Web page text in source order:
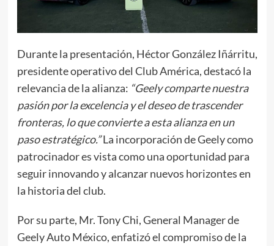
Durante la presentación, Héctor González Iñárritu,
presidente operativo del Club América, destacó la
relevancia de la alianza: “Geely comparte nuestra
pasión por la excelencia y el deseo de trascender
fronteras, lo que convierte a esta alianza en un
paso estratégico.”La incorporación de Geely como
patrocinador es vista como una oportunidad para
seguir innovando y alcanzar nuevos horizontes en
la historia del club.
Por su parte, Mr. Tony Chi, General Manager de
Geely Auto México, enfatizó el compromiso de la